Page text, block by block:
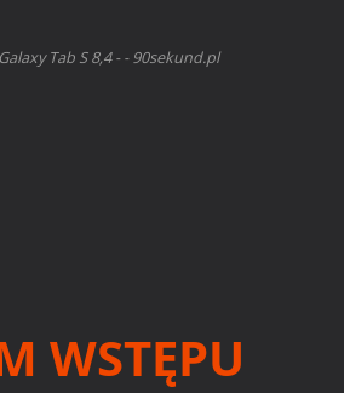
Tab S 8,4 - - 90sekund.pl
WSTĘPU